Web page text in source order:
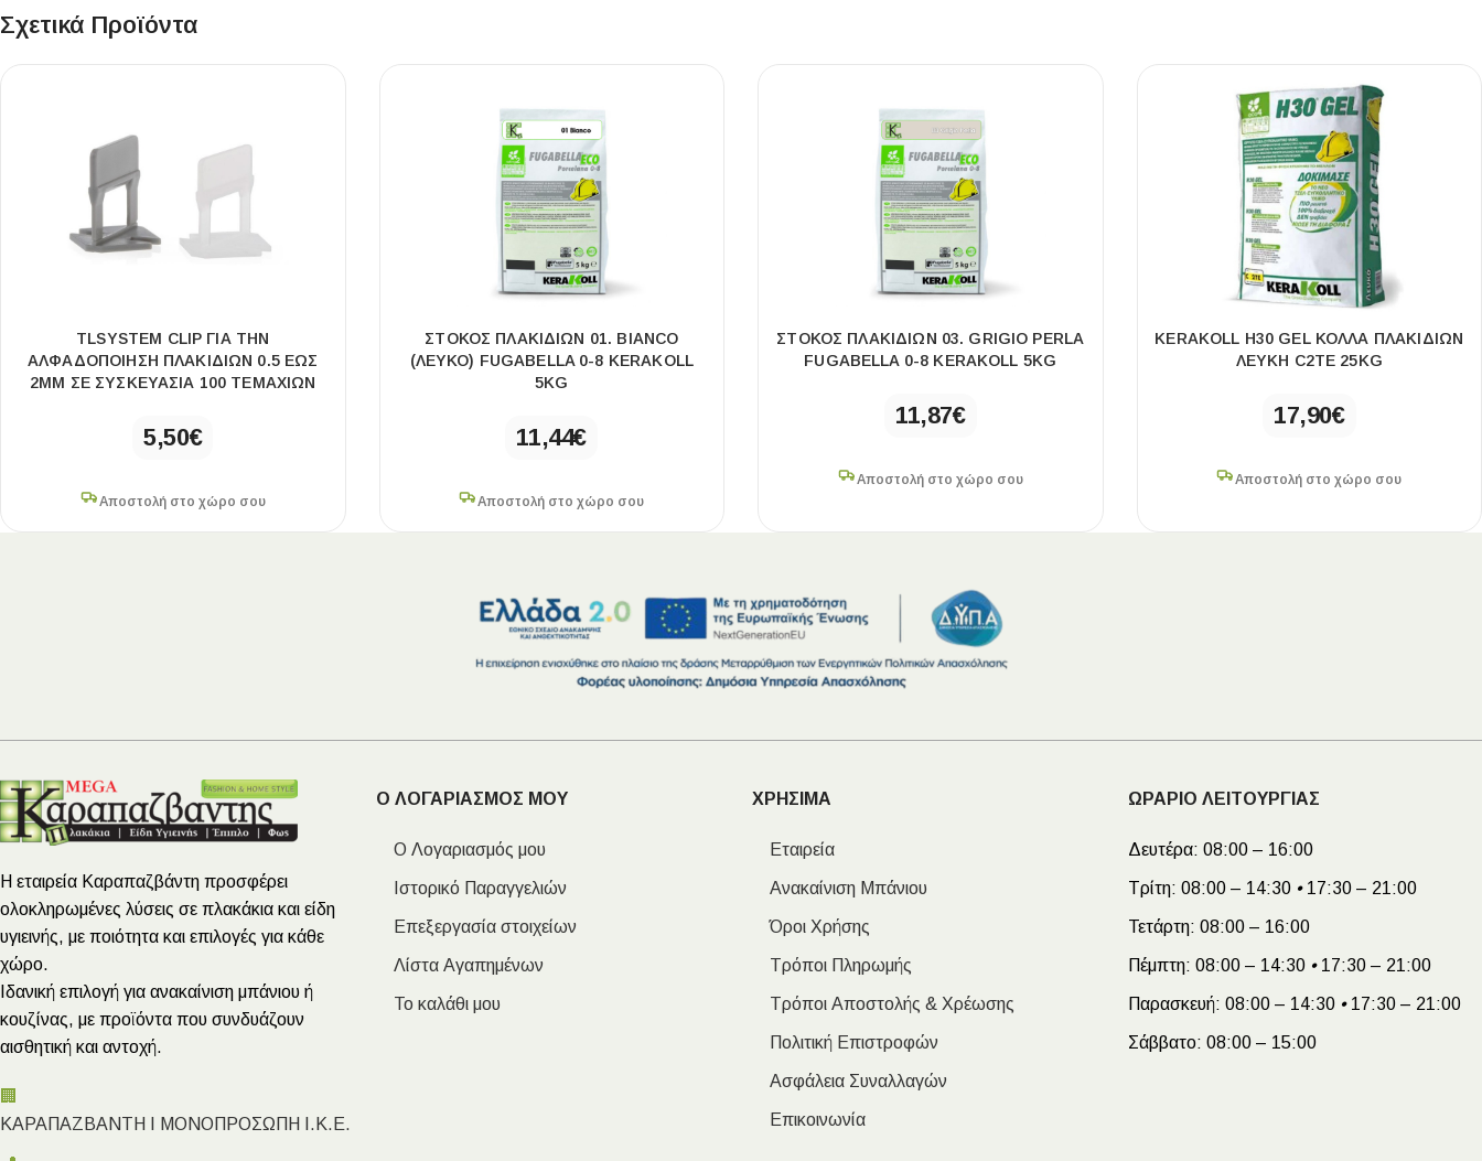
Σχετικά Προϊόντα
TLSYSTEM CLIP ΓΙΑ ΤΗΝ
ΑΛΦΑΔΟΠΟΙΗΣΗ ΠΛΑΚΙΔΙΩΝ 0.5 ΕΩΣ
2MM ΣΕ ΣΥΣΚΕΥΑΣΙΑ 100 ΤΕΜΑΧΙΩΝ
5,50€
Αποστολή στο χώρο σου
ΣΤΟΚΟΣ ΠΛΑΚΙΔΙΩΝ 01. BIANCO
(ΛΕΥΚΟ) FUGABELLA 0-8 KERAKOLL
5KG
11,44€
Αποστολή στο χώρο σου
ΣΤΟΚΟΣ ΠΛΑΚΙΔΙΩΝ 03. GRIGIO PERLA
FUGABELLA 0-8 KERAKOLL 5KG
11,87€
Αποστολή στο χώρο σου
KERAKOLL H30 GEL ΚΟΛΛΑ ΠΛΑΚΙΔΙΩΝ
ΛΕΥΚΗ C2TE 25KG
17,90€
Αποστολή στο χώρο σου
Η εταιρεία Καραπαζβάντη προσφέρει
ολοκληρωμένες λύσεις σε πλακάκια και είδη
υγιεινής, με ποιότητα και επιλογές για κάθε
χώρο.
Ιδανική επιλογή για ανακαίνιση μπάνιου ή
κουζίνας, με προϊόντα που συνδυάζουν
αισθητική και αντοχή.
🏢
ΚΑΡΑΠΑΖΒΑΝΤΗ Ι ΜΟΝΟΠΡΟΣΩΠΗ Ι.Κ.Ε.
Ο ΛΟΓΑΡΙΑΣΜΟΣ ΜΟΥ
Ο Λογαριασμός μου
Ιστορικό Παραγγελιών
Επεξεργασία στοιχείων
Λίστα Αγαπημένων
Το καλάθι μου
ΧΡΗΣΙΜΑ
Εταιρεία
Ανακαίνιση Μπάνιου
Όροι Χρήσης
Τρόποι Πληρωμής
Τρόποι Αποστολής & Χρέωσης
Πολιτική Επιστροφών
Ασφάλεια Συναλλαγών
Επικοινωνία
ΩΡΑΡΙΟ ΛΕΙΤΟΥΡΓΙΑΣ
Δευτέρα: 08:00 – 16:00
Τρίτη: 08:00 – 14:30 •17:30 – 21:00
Τετάρτη: 08:00 – 16:00
Πέμπτη: 08:00 – 14:30 •17:30 – 21:00
Παρασκευή: 08:00 – 14:30 •17:30 – 21:00
Σάββατο: 08:00 – 15:00